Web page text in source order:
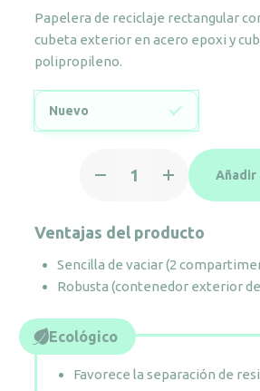
Papelera de reciclaje rectangular
cubeta exterior en acero epoxi y
polipropileno.
Nuevo
rectangular
con
2
cubetas
Añadir
Ventajas del producto
Sencilla de vaciar (2
Robusta (contenedor exterior
Ecológico
Favorece la separación de